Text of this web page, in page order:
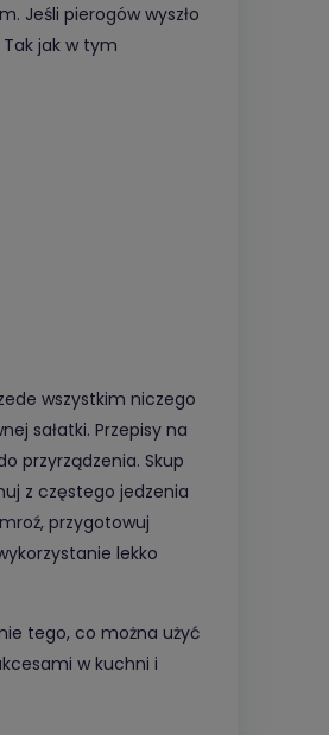
Jeśli pierogów wyszło
jak w tym
wszystkim niczego
sałatki. Przepisy na
przyrządzenia. Skup
z częstego jedzenia
przygotowuj
lekko
tego, co można użyć
w kuchni i